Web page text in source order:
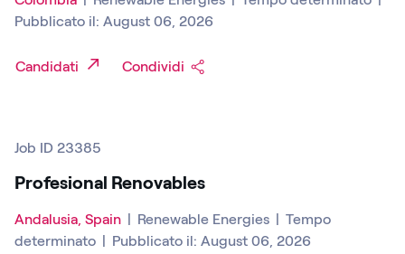
Pubblicato il: August 06, 2026
Candidati Condividi
Job ID 23385
Profesional Renovables
Andalusia, Spain Renewable Energies
Tempo
determinato
Pubblicato il: August 06, 2026